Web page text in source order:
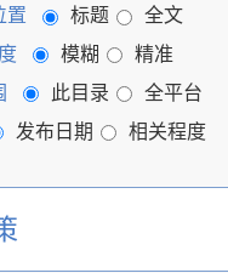
置 标题
全文
模糊
精准
此目录
全平台
发布日期 相关程度